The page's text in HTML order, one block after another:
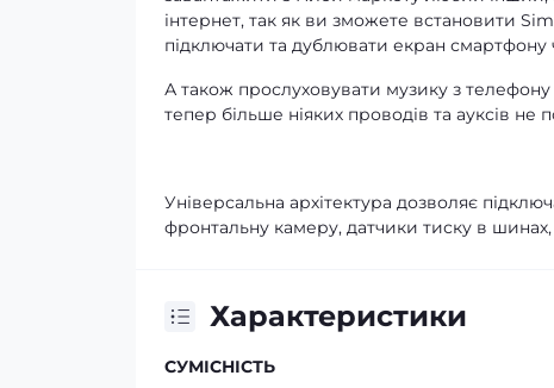
інтернет, так як ви зможете встановити
підключати та дублювати екран
А також прослуховувати музику з
тепер більше ніяких проводів та ауксів не
Універсальна архітектура дозволяє
фронтальну камеру, датчики тиску в шинах,
Характеристики
СУМІСНІСТЬ